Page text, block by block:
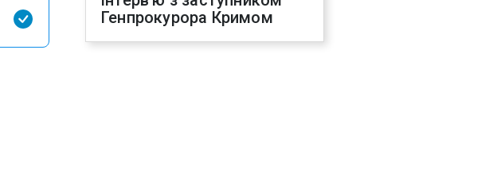
Генпрокурора Кримом